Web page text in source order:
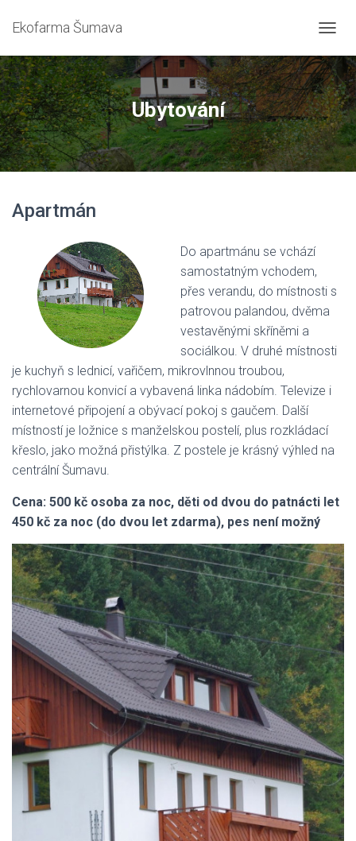
Ekofarma Šumava
Ř
E
P
N
O
U
T
N
Ubytování
Apartmán
Do apartmánu se vchází
samostatným vchodem,
přes verandu, do místnosti s
patrovou palandou, dvěma
vestavěnými skříněmi a
sociálkou. V druhé místnosti
je kuchyň s lednicí, vařičem, mikrovlnnou troubou,
rychlovarnou konvicí a vybavená linka nádobím. Televize i
internetové připojení a obývací pokoj s gaučem. Další
místností je ložnice s manželskou postelí, plus rozkládací
křeslo, jako možná přistýlka. Z postele je krásný výhled na
centrální Šumavu.
Cena: 500 kč osoba za noc, děti od dvou do patnácti let
450 kč za noc (do dvou let zdarma), pes není možný